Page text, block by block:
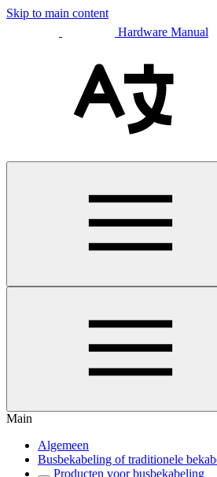
Skip to main content
Hardware Manual
Main
Algemeen
Busbekabeling of traditionele
Producten voor busbekabeling